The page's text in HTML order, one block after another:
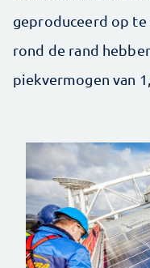
geproduceerd op te
rond de rand
piekvermogen van